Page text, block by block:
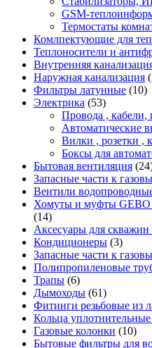
GSM-
Термостаты
Комлпектующие для
Теплоносители и
Внутренняя
Наружная канализация
Фильтры латунные (10)
Электрика (53)
Провода , кабели,
Автоматические
Вилки , розетки ,
Боксы для
Бытовая вентиляция
Запасные части к
Вентили
Хомуты и муфты GEBO
(14)
Аксесуары для
Кондиционеры (3)
Запасные части к
Полипропиленовые
Трапы (6)
Дымоходы (61)
Фитинги резьбовые из
Кольца
Газовые колонки (10)
Бытовые фильтры для